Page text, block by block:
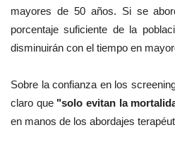
mayores de 50 años. Si se
porcentaje suficiente de la
disminuirán con el tiempo en
Sobre la confianza en los
claro que"solo evitan la
en manos de los abordajes